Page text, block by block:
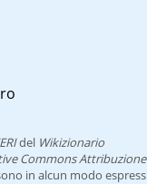
del Wikizionario
Commons
in alcun modo